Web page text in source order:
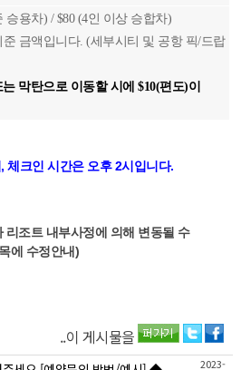
승용차) / $80 (4인 이상 승합차)
준 금액입니다. (세부시티 및 공항 픽/드랍
막탄으로 이동할 시에 $10(편도)이
, 체크인 시간은오후 2시입니다.
리조트 내부사정에 의해 변동될 수
에 수정안내)
..이 게시물을
2023-